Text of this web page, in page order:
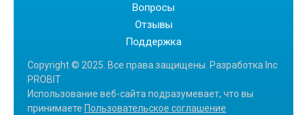
Вопросы
Отзывы
Поддержка
Copyright © 2025. Все права защищены. Разработка Inc
PROBIT
Использование веб-сайта подразумевает, что вы
принимаете Пользовательское соглашение